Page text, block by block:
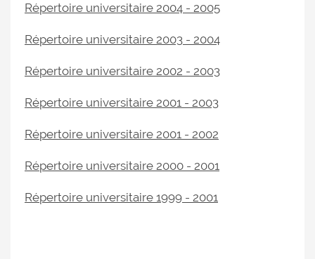
Répertoire universitaire 2004 - 2005
Répertoire universitaire 2003 - 2004
Répertoire universitaire 2002 - 2003
Répertoire universitaire 2001 - 2003
Répertoire universitaire 2001 - 2002
Répertoire universitaire 2000 - 2001
Répertoire universitaire 1999 - 2001